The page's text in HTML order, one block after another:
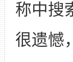
称中搜
很遗憾